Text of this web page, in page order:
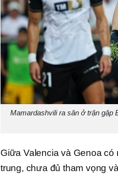
Mamardashvili ra sân ở trận gặp
Giữa Valencia và Genoa
trung, chưa đủ tham vọng